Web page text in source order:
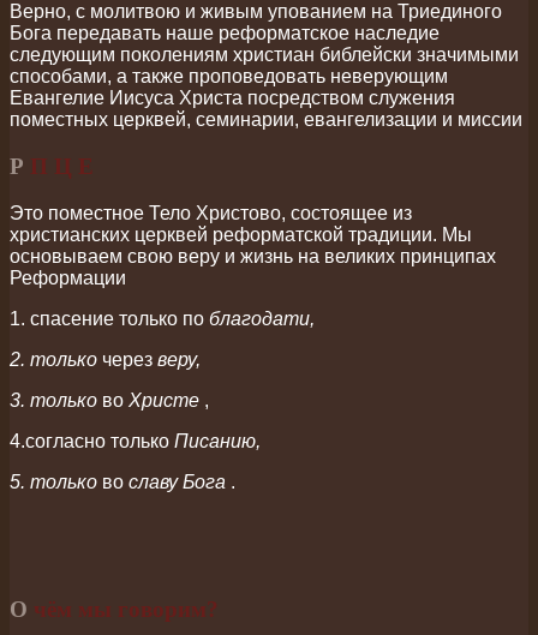
Верно, с молитвою и живым упованием на Триединого
Бога передавать наше реформатское наследие
следующим поколениям христиан библейски значимыми
способами, а также проповедовать неверующим
Евангелие Иисуса Христа посредством служения
поместных церквей, семинарии, евангелизации и миссии
Р П Ц Е
Это поместное Тело Христово, состоящее из
христианских церквей реформатской традиции. Мы
основываем свою веру и жизнь на великих принципах
Реформации
1. спасение только по благодати,
2. только через веру,
3. только во Христе ,
4.согласно только Писанию,
5. только во славу Бога .
О чём мы говорим?